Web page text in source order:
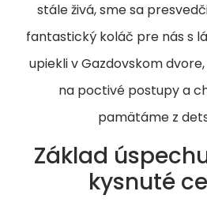
stále živá, sme sa
fantastický koláč pre nás s
upiekli v Gazdovskom
na poctivé postupy a
pamätáme z
Základ
kysnuté